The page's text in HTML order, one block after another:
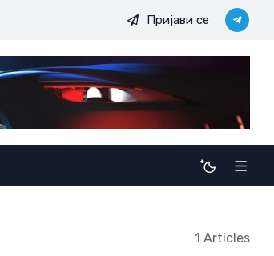
Војно-политичке амбиције JDODC:
Пријави се
1 Articles